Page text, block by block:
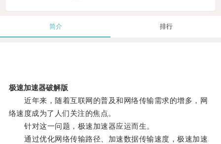
简介 排行
极速加速器破解版
近年来，随着互联网的普及和网络传输需求的增多，网
络速度成为了人们关注的焦点。
针对这一问题，极速加速器应运而生。
通过优化网络传输路径、加速数据传输速度，极速加速